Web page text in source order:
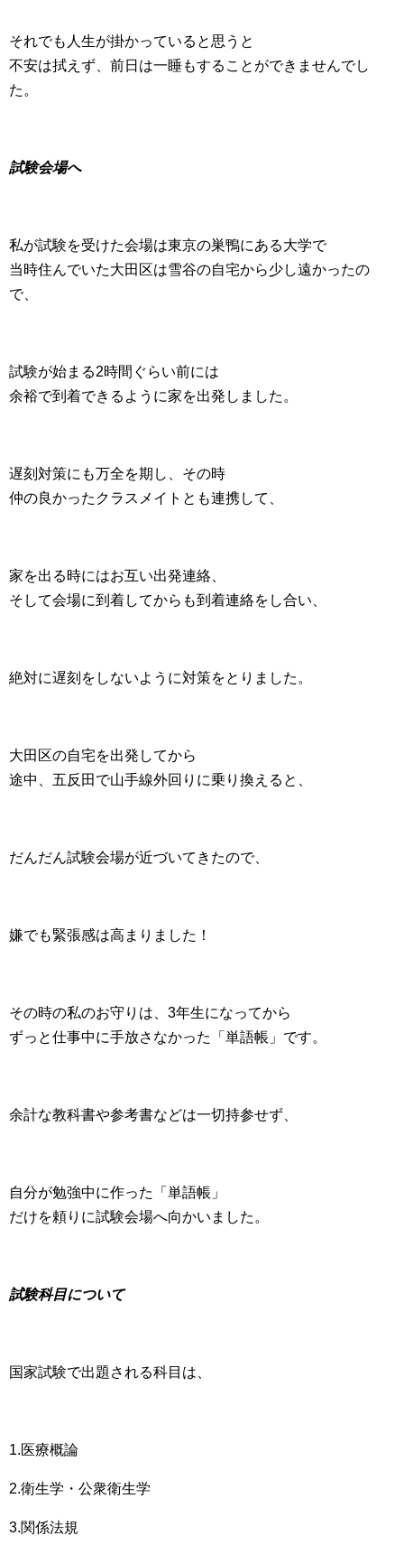
それでも人生が掛かっていると思うと
不安は拭えず、前日は一睡もすることができませんでし
た。
試験会場へ
私が試験を受けた会場は東京の巣鴨にある大学で
当時住んでいた大田区は雪谷の自宅から少し遠かったの
で、
試験が始まる2時間ぐらい前には
余裕で到着できるように家を出発しました。
遅刻対策にも万全を期し、その時
仲の良かったクラスメイトとも連携して、
家を出る時にはお互い出発連絡、
そして会場に到着してからも到着連絡をし合い、
絶対に遅刻をしないように対策をとりました。
大田区の自宅を出発してから
途中、五反田で山手線外回りに乗り換えると、
だんだん試験会場が近づいてきたので、
嫌でも緊張感は高まりました！
その時の私のお守りは、3年生になってから
ずっと仕事中に手放さなかった「単語帳」です。
余計な教科書や参考書などは一切持参せず、
自分が勉強中に作った「単語帳」
だけを頼りに試験会場へ向かいました。
試験科目について
国家試験で出題される科目は、
1.医療概論
2.衛生学・公衆衛生学
3.関係法規